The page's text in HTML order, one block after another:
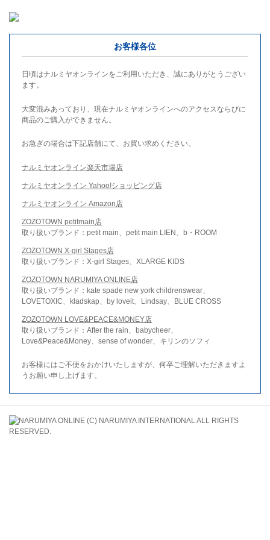
お客様各位
日頃はナルミヤオンラインをご利用いただき、誠にありがとうござい
ます。
大変混みあっており、現在ナルミヤオンラインへのアクセスならびに
商品のご購入ができません。
お急ぎの場合は下記店舗にて、お買い求めください。
ナルミヤオンライン楽天市場店
ナルミヤオンライン Yahoo!ショッピング店
ナルミヤオンライン Amazon店
ZOZOTOWN petitmain店
取り扱いブランド：petit main、petit main LIEN、b・ROOM
ZOZOTOWN X-girl Stages店
取り扱いブランド：X-girl Stages、XLARGE KIDS
ZOZOTOWN NARUMIYA ONLINE店
取り扱いブランド：kate spade new york childrenswear、
LOVETOXIC、kladskap、by loveit、Lindsay、BLUE CROSS
ZOZOTOWN LOVE&PEACE&MONEY店
取り扱いブランド：After the rain、babycheer、
Love&Peace&Money、sense of wonder、キリンのソフィ
お客様にはご不便をおかけいたしますが、何卒ご理解いただきますよ
うお願い申し上げます。